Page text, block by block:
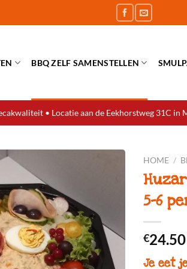
BBQ ZELF SAMENSTELLEN
• Locatie aan de Eekhorstweg 31C in
HOME /
5-6
€24.50
Je eet